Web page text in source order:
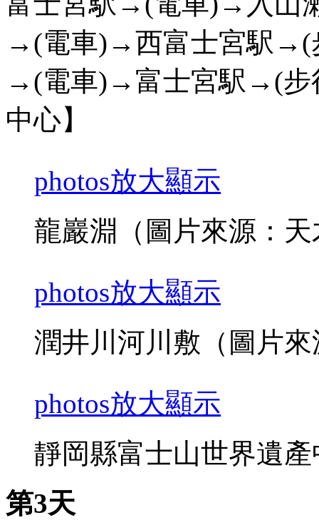
→(電車)→西富士宮駅→(
→(電車)→富士宮駅→(步
中心】
photos放大顯示
龍巖淵（圖片來源：
photos放大顯示
潤井川河川敷（圖片
photos放大顯示
靜岡縣富士山世界遺
第3天